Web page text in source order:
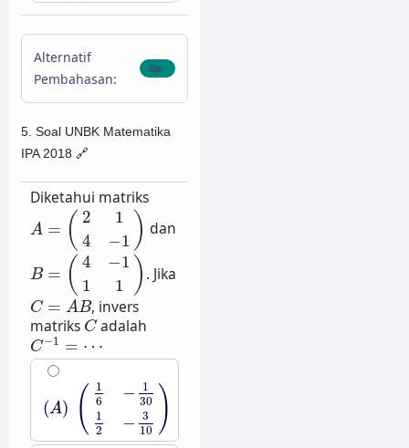
Alternatif
Pembahasan:
5. Soal UNBK Matematika
IPA 2018 🔗
Diketahui matriks
A = ( 2
1
4
−1 )
A=(214− 1)
dan
B = ( 4 −1
1
1 )
−11
. Jika
C = AB
C= B
, invers
matriks C
Cadalah
C−1 = ⋯
C−1=⋯
(A) (
1
6
−
1
30
1
2
− 3
10
)
A 16 − 12 −